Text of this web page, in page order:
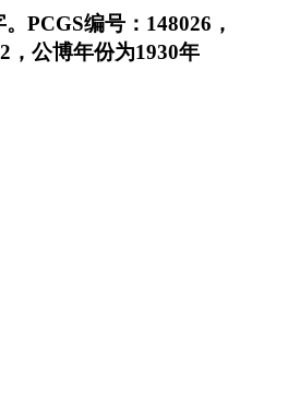
PCGS编号：148026，
，公博年份为1930年